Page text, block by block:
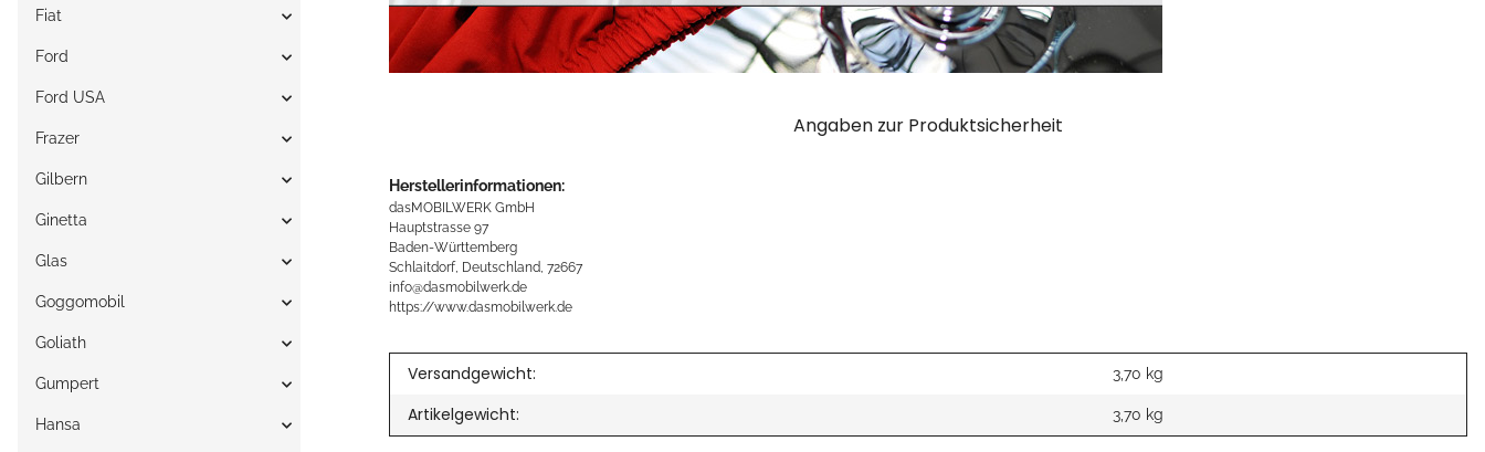
Angaben zur Produktsicherheit
Herstellerinformationen:
dasMOBILWERK GmbH
Hauptstrasse 97
Baden-Württemberg
Schlaitdorf, Deutschland, 72667
info@dasmobilwerk.de
https://www.dasmobilwerk.de
Versandgewicht: 3,70 kg
Artikelgewicht: 3,70 kg
Fiat
Ford
Ford USA
Frazer
Gilbern
Ginetta
Glas
Goggomobil
Goliath
Gumpert
Hansa